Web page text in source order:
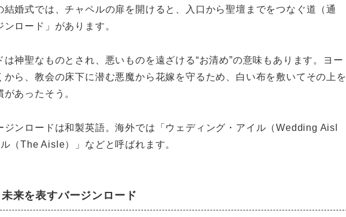
結婚式では、チャペルの扉を開けると、入口から聖壇までをつなぐ道（通
ロード」があります。
は神聖なものとされ、悪いものを遠ざける“お清め”の意味もあります。ヨー
から、教会の床下に潜む悪魔から花嫁を守るため、白い布を敷いてその上を
あったそう。
ジンロードは和製英語。海外では「ウェディング・アイル（Wedding Aisl
（The Aisle）」などと呼ばれます。
来を表すバージンロード